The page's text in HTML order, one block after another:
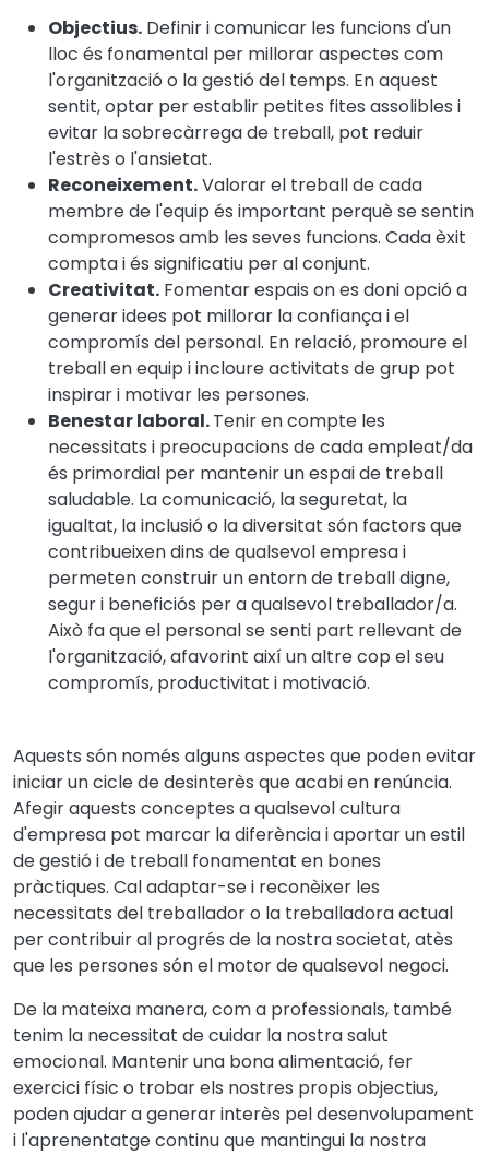
Objectius. Definir i comunicar les funcions d'un
lloc és fonamental per millorar aspectes com
l'organització o la gestió del temps. En aquest
sentit, optar per establir petites fites assolibles i
evitar la sobrecàrrega de treball, pot reduir
l'estrès o l'ansietat.
Reconeixement.Valorar el treball de cada
membre de l'equip és important perquè se sentin
compromesos amb les seves funcions. Cada èxit
compta i és significatiu per al conjunt.
Creativitat. Fomentar espais on es doni opció a
generar idees pot millorar la confiança i el
compromís del personal. En relació, promoure el
treball en equip i incloure activitats de grup pot
inspirar i motivar les persones.
Benestar laboral.Tenir en compte les
necessitats i preocupacions de cada empleat/da
és primordial per mantenir un espai de treball
saludable. La comunicació, la seguretat, la
igualtat, la inclusió o la diversitat són factors que
contribueixen dins de qualsevol empresa i
permeten construir un entorn de treball digne,
segur i beneficiós per a qualsevol treballador/a.
Això fa que el personal se senti part rellevant de
l'organització, afavorint així un altre cop el seu
compromís, productivitat i motivació.
Aquests són només alguns aspectes que poden evitar
iniciar un cicle de desinterès que acabi en renúncia.
Afegir aquests conceptes a qualsevol cultura
d'empresa pot marcar la diferència i aportar un estil
de gestió i de treball fonamentat en bones
pràctiques. Cal adaptar-se i reconèixer les
necessitats del treballador o la treballadora actual
per contribuir al progrés de la nostra societat, atès
que les persones són el motor de qualsevol negoci.
De la mateixa manera, com a professionals, també
tenim la necessitat de cuidar la nostra salut
emocional. Mantenir una bona alimentació, fer
exercici físic o trobar els nostres propis objectius,
poden ajudar a generar interès pel desenvolupament
i l'aprenentatge continu que mantingui la nostra